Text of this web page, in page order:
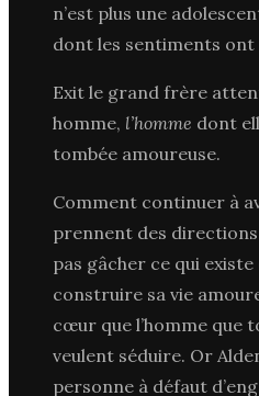
n’est plus une
dont les sentiments ont
Exit le grand frère
homme, l’homme dont
tombée amoureuse.
Comment continuer à
prennent des
pas gâcher ce qui
construire sa vie
cœur que l’homme que
veulent séduire. Or
personne à défaut